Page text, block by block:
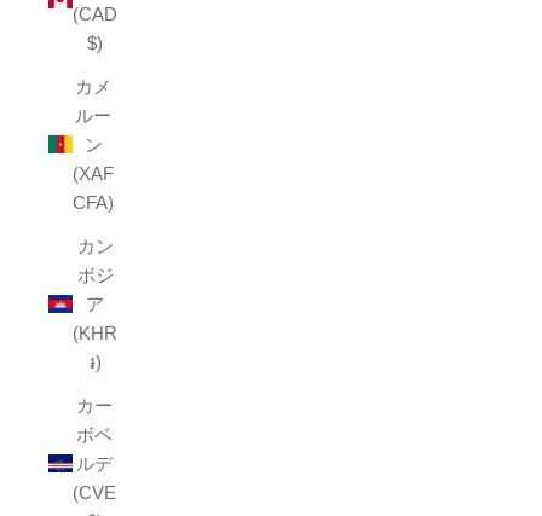
(CAD
$)
カメ
ルー
ン
(XAF
CFA)
カン
ボジ
ア
(KHR
៛)
カー
ボベ
ルデ
(CVE